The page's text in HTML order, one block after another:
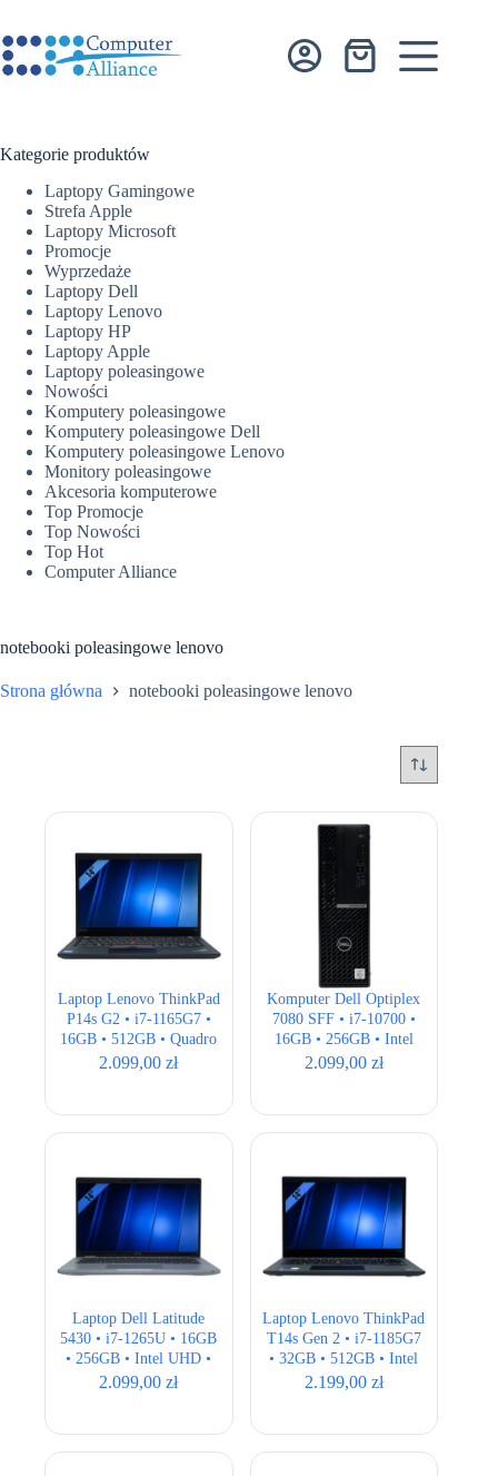
treści
Koszyk
notebooki poleasingowe lenovo
Strona główna notebooki poleasingowe lenovo
Laptop Lenovo ThinkPad
P14s G2 • i7-1165G7 •
16GB • 512GB • Quadro
T500 2GB • 14″ Full HD
2.099,00zł
Komputer Dell Optiplex
7080 SFF • i7-10700 •
16GB • 256GB • Intel
UHD 630
2.099,00 zł
Laptop Dell Latitude
5430 • i7-1265U • 16GB
• 256GB • Intel UHD •
14″ Full HD • QWERTY
2.099,00zł
Laptop Lenovo ThinkPad
T14s Gen 2 • i7-1185G7
• 32GB • 512GB • Intel
Iris Xe • 14,1″ Full HD
2.199,00 zł
Kategorie produktów
Laptopy Gamingowe
Strefa Apple
Laptopy Microsoft
Promocje
Wyprzedaże
Laptopy Dell
Laptopy Lenovo
Laptopy HP
Laptopy Apple
Laptopy poleasingowe
Nowości
Komputery poleasingowe
Komputery poleasingowe Dell
Komputery poleasingowe Lenovo
Monitory poleasingowe
Akcesoria komputerowe
Top Promocje
Top Nowości
Top Hot
Computer Alliance